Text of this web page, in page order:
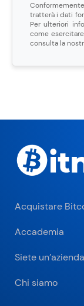
Conformemente
tratterà i dati
Per ulteriori
come
consulta la
Acquistare
Accademia
Siete
Chi siamo